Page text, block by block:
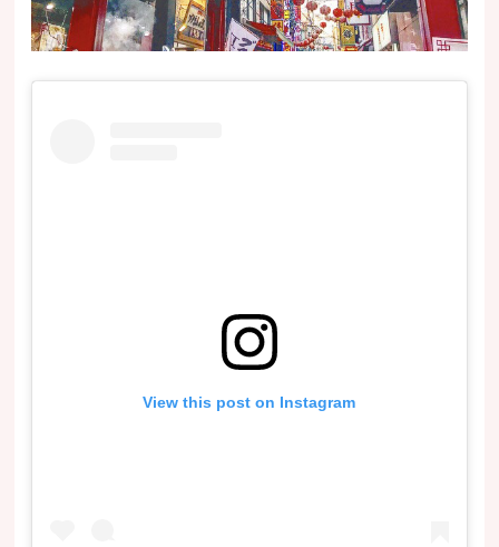
View this post on Instagram